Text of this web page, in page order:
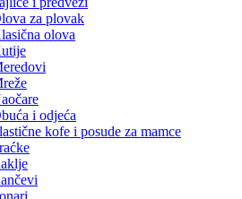
za plovak
olova
i odjeća
kofe i posude za mamce